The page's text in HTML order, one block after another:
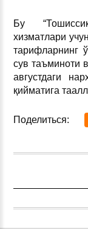
Бу
хизматлари
тарифларнинг
сув таъминоти
августдаги
қийматига
Поделиться: